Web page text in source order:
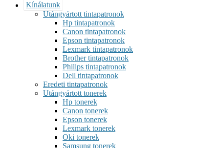
Kínálatunk
Utángyártott tintapatronok
Hp tintapatronok
Canon tintapatronok
Epson tintapatronok
Lexmark tintapatronok
Brother tintapatronok
Philips tintapatronok
Dell tintapatronok
Eredeti tintapatronok
Utángyártott tonerek
Hp tonerek
Canon tonerek
Epson tonerek
Lexmark tonerek
Oki tonerek
Samsung tonerek